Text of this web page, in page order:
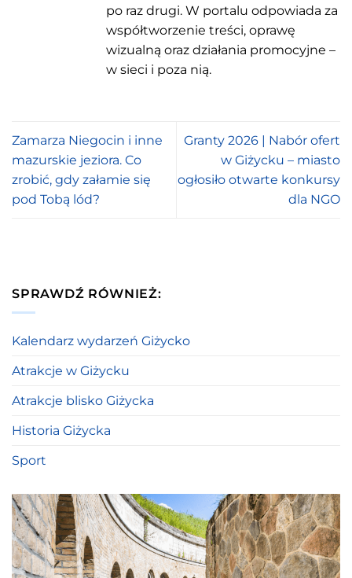
po raz drugi. W portalu odpowiada za
współtworzenie treści, oprawę
wizualną oraz działania promocyjne –
w sieci i poza nią.
Zamarza Niegocin i inne
mazurskie jeziora. Co
zrobić, gdy załamie się
pod Tobą lód?
Granty 2026 | Nabór ofert
w Giżycku – miasto
ogłosiło otwarte konkursy
dla NGO
SPRAWDŹ RÓWNIEŻ:
Kalendarz wydarzeń Giżycko
Atrakcje w Giżycku
Atrakcje blisko Giżycka
Historia Giżycka
Sport